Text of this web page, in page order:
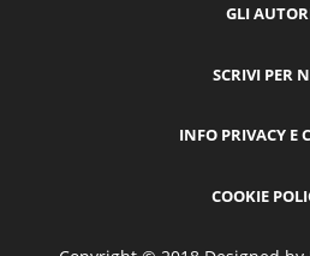
GLI
SCRIVI PER
INFO PRIVACY E
COOKIE